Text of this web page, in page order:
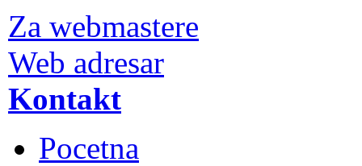
Za webmastere
Web adresar
Kontakt
Pocetna